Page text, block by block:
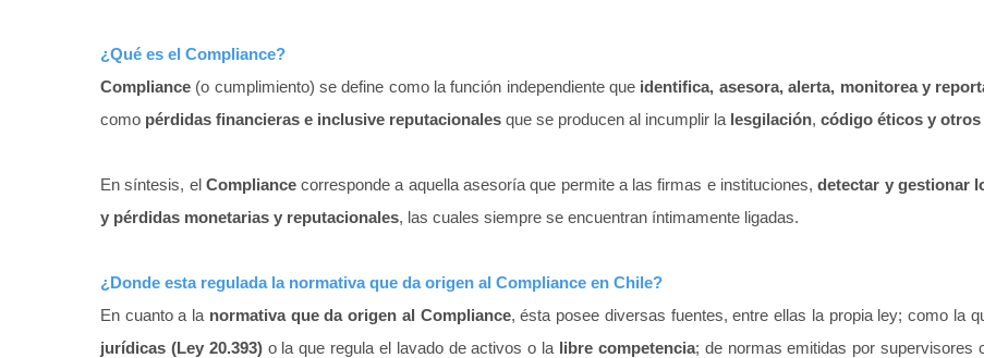
¿Qué es el Compliance?
Compliance (o cumplimiento) se define como la función independiente que identifica, asesora, alerta, monitorea y
como pérdidas financieras e inclusive reputacionales que se producen al incumplir la lesgilación, código éticos y otros
En síntesis, el Compliancecorresponde a aquella asesoría que permite a las firmas e instituciones,detectar y gestionar
y pérdidas monetarias y reputacionales, las cuales siempre se encuentran íntimamente ligadas.
¿Donde esta regulada la normativa que da origen al Compliance en Chile?
En cuanto a la normativa que da origen al Compliance, ésta posee diversas fuentes, entre ellas la propia ley; como la
jurídicas (Ley 20.393)o la que regula el lavado de activos o la libre competencia; de normas emitidas por supervisores